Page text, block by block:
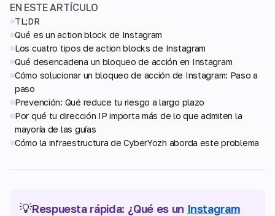
EN ESTE ARTÍCULO
TL;DR
Qué es un action block de Instagram
Los cuatro tipos de action blocks de Instagram
Qué desencadena un bloqueo de acción en Instagram
Cómo solucionar un bloqueo de acción de Instagram: Paso a
paso
Prevención: Qué reduce tu riesgo a largo plazo
Por qué tu dirección IP importa más de lo que admiten la
mayoría de las guías
Cómo la infraestructura de CyberYozh aborda este problema
💡Respuesta rápida: ¿Qué es un Instagram